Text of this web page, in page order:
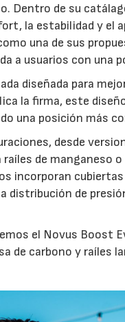
Dentro de su
la estabilidad y el
una de sus
a usuarios con una
diseñada para
la firma, este
una posición más
desde
de manganeso o
incorporan
distribución de
el Novus Boost
de carbono y raíles